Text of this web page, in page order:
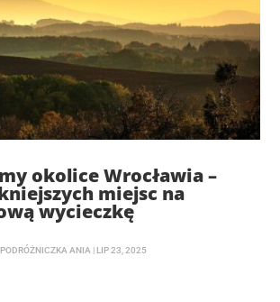
okolice Wrocławia –
miejsc na
wycieczkę
PODRÓŻNICZKA ANIA LIP 23, 2025